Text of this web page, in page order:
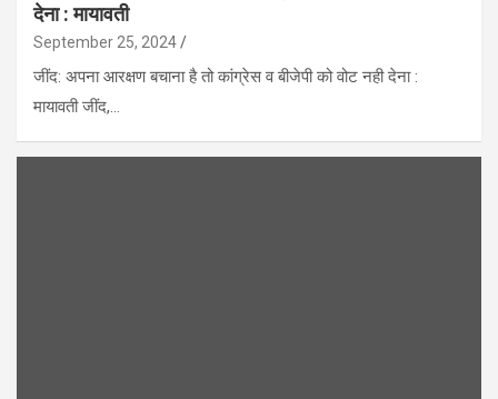
देना : मायावती
September 25, 2024
जींद: अपना आरक्षण बचाना है तो कांग्रेस व बीजेपी को वोट नही देना :
मायावती जींद,…